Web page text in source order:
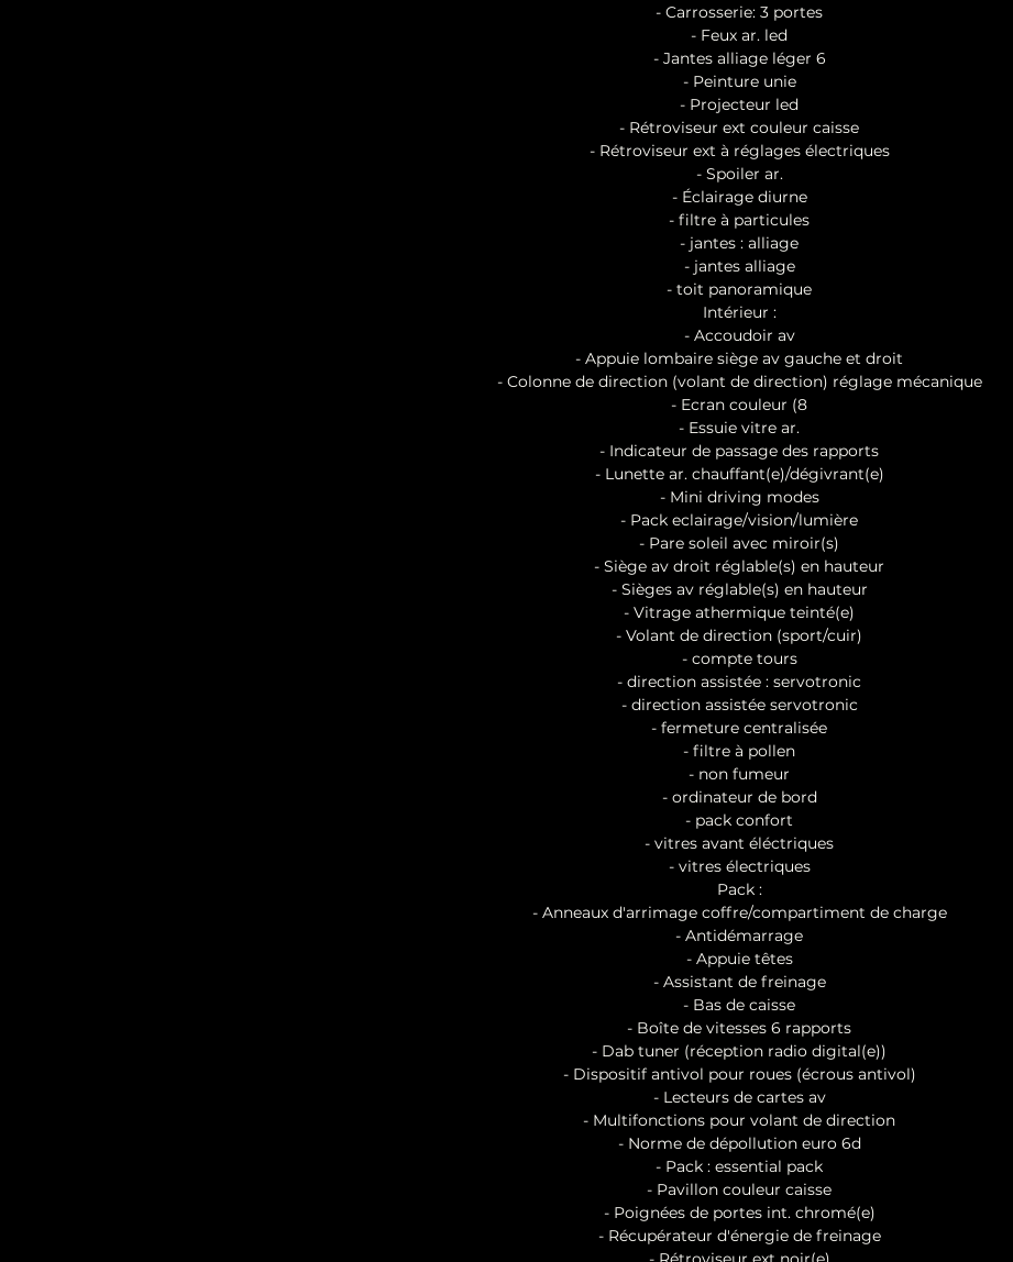
- Carrosserie: 3 portes
- Feux ar. led
- Jantes alliage léger 6
- Peinture unie
- Projecteur led
- Rétroviseur ext couleur caisse
- Rétroviseur ext à réglages électriques
- Spoiler ar.
- Éclairage diurne
- filtre à particules
- jantes : alliage
- jantes alliage
- toit panoramique
Intérieur :
- Accoudoir av
- Appuie lombaire siège av gauche et droit
- Colonne de direction (volant de direction) réglage mécanique
- Ecran couleur (8
- Essuie vitre ar.
- Indicateur de passage des rapports
- Lunette ar. chauffant(e)/dégivrant(e)
- Mini driving modes
- Pack eclairage/vision/lumière
- Pare soleil avec miroir(s)
- Siège av droit réglable(s) en hauteur
- Sièges av réglable(s) en hauteur
- Vitrage athermique teinté(e)
- Volant de direction (sport/cuir)
- compte tours
- direction assistée : servotronic
- direction assistée servotronic
- fermeture centralisée
- filtre à pollen
- non fumeur
- ordinateur de bord
- pack confort
- vitres avant éléctriques
- vitres électriques
Pack :
- Anneaux d'arrimage coffre/compartiment de charge
- Antidémarrage
- Appuie têtes
- Assistant de freinage
- Bas de caisse
- Boîte de vitesses 6 rapports
- Dab tuner (réception radio digital(e))
- Dispositif antivol pour roues (écrous antivol)
- Lecteurs de cartes av
- Multifonctions pour volant de direction
- Norme de dépollution euro 6d
- Pack : essential pack
- Pavillon couleur caisse
- Poignées de portes int. chromé(e)
- Récupérateur d'énergie de freinage